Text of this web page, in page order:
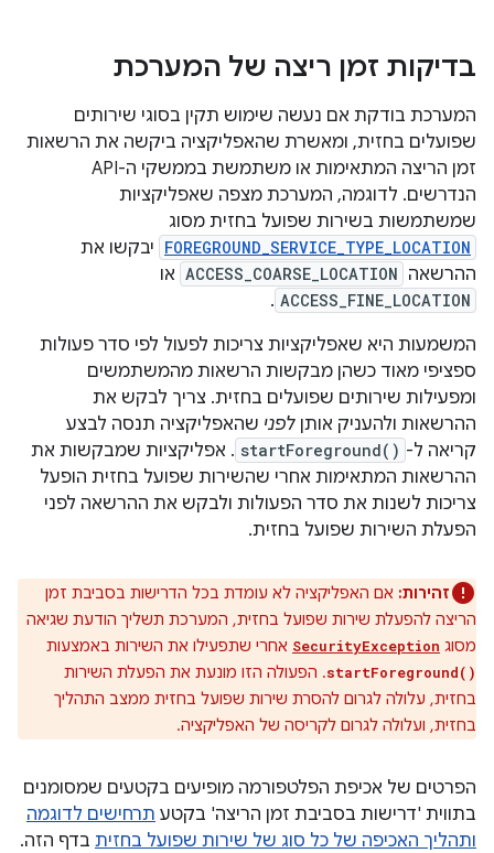
בדיקות זמן ריצה של המערכת
המערכת בודקת אם נעשה שימוש תקין בסוגי שירותים
שפועלים בחזית, ומאשרת שהאפליקציה ביקשה את הרשאות
זמן הריצה המתאימות או משתמשת בממשקי ה-API
הנדרשים. לדוגמה, המערכת מצפה שאפליקציות
שמשתמשות בשירות שפועל בחזית מסוג
FOREGROUND_SERVICE_TYPE_LOCATION יבקשו את
ההרשאה ACCESS_COARSE_LOCATION או
ACCESS_FINE_LOCATION
.
המשמעות היא שאפליקציות צריכות לפעול לפי סדר פעולות
ספציפי מאוד כשהן מבקשות הרשאות מהמשתמשים
ומפעילות שירותים שפועלים בחזית. צריך לבקש את
ההרשאות ולהעניק אותן לפני שהאפליקציה תנסה לבצע
קריאה ל- startForeground() . אפליקציות שמבקשות את
ההרשאות המתאימות אחרי שהשירות שפועל בחזית הופעל
צריכות לשנות את סדר הפעולות ולבקש את ההרשאה לפני
הפעלת השירות שפועל בחזית.
זהירות: אם האפליקציה לא עומדת בכל הדרישות בסביבת זמן
הריצה להפעלת שירות שפועל בחזית, המערכת תשליך הודעת שגיאה
מסוג SecurityException אחרי שתפעילו את השירות באמצעות
startForeground(). הפעולה הזו מונעת את הפעלת השירות
בחזית, עלולה לגרום להסרת שירות שפועל בחזית ממצב התהליך
בחזית, ועלולה לגרום לקריסה של האפליקציה.
הפרטים של אכיפת הפלטפורמה מופיעים בקטעים שמסומנים
בתווית 'דרישות בסביבת זמן הריצה' בקטע תרחישים לדוגמה
ותהליך האכיפה של כל סוג של שירות שפועל בחזית בדף הזה.